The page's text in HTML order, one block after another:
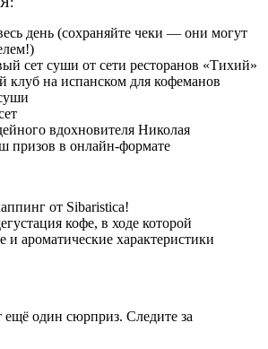
день (сохраняйте чеки — они могут
сет суши от сети ресторанов «Тихий»
клуб на испанском для кофеманов
вдохновителя Николая
в онлайн-формате
от Sibaristica!
кофе, в ходе которой
и ароматические характеристики
ещё один сюрприз. Следите за